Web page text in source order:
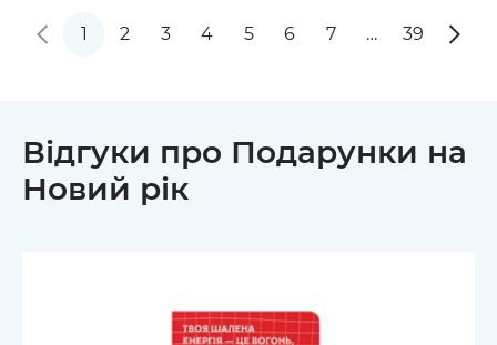
1 2 3 4 5 6 7 … 39
Відгуки про Подарунки на
Новий рік